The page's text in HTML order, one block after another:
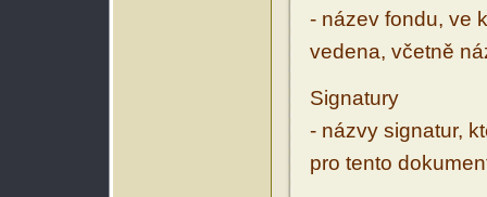
- název fondu, ve
vedena, včetně
Signatury
- názvy signatur,
pro tento